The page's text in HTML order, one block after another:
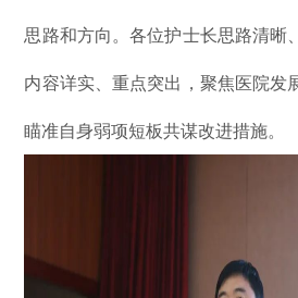
思路和方向。各位护士长思路清晰
内容详实、重点突出，聚焦医院发
瞄准自身弱项短板共谋改进措施。